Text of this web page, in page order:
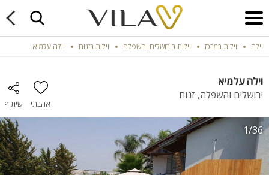
וילה וילות במרכז וילות בירושלים והשפלה וילות בזנוח וילה עלמיא
וילה עלמיא
ירושלים והשפלה, זנוח
אהבתי שיתוף
1/36